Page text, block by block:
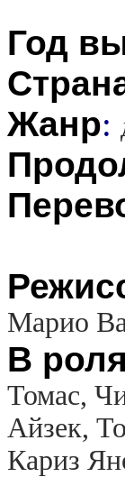
Год
Жанр:
Марио
В
Томас,
Айзек,
Кариз